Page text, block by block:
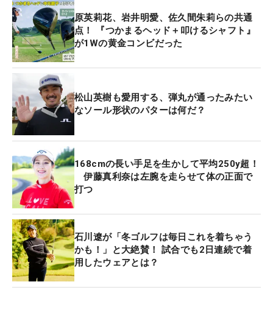
原英莉花、岩井明愛、佐久間朱莉らの共通
点！ 『つかまるヘッド＋叩けるシャフト』
が1Wの黄金コンビだった
松山英樹も愛用する、弾丸が通ったみたい
なソール形状のパターは何だ？
168cmの長い手足を生かして平均250y超！
伊藤真利奈は左腕を走らせて体の正面で
打つ
石川遼が「冬ゴルフは毎日これを着ちゃう
かも！」と大絶賛！ 試合でも2日連続で着
用したウェアとは？